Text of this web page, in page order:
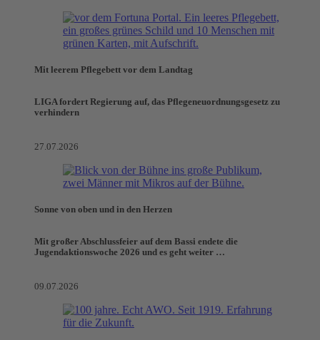
Mit leerem Pflegebett vor dem Landtag
LIGA fordert Regierung auf, das Pflegeneuordnungsgesetz zu
verhindern
27.07.2026
Sonne von oben und in den Herzen
Mit großer Abschlussfeier auf dem Bassi endete die
Jugendaktionswoche 2026 und es geht weiter …
09.07.2026